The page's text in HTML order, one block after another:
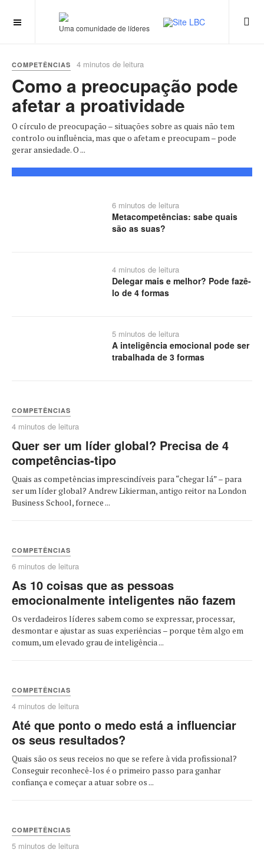
Uma comunidade de líderes
COMPETÊNCIAS 4 minutos de leitura
Como a preocupação pode
afetar a proatividade
O círculo de preocupação – situações sobre as quais não tem
controlo ou influência, mas que o afetam e preocupam – pode
gerar ansiedade. O ...
6 minutos de leitura
Metacompetências: sabe quais
são as suas?
4 minutos de leitura
Delegar mais e melhor? Pode fazê-
lo de 4 formas
5 minutos de leitura
A inteligência emocional pode ser
trabalhada de 3 formas
COMPETÊNCIAS
4 minutos de leitura
Quer ser um líder global? Precisa de 4
competências-tipo
Quais as competências imprescindíveis para “chegar lá” – para
ser um líder global? Andrew Likierman, antigo reitor na London
Business School, fornece ...
COMPETÊNCIAS
6 minutos de leitura
As 10 coisas que as pessoas
emocionalmente inteligentes não fazem
Os verdadeiros líderes sabem como se expressar, processar,
desmontar e ajustar as suas experiências – porque têm algo em
comum, um elevado grau de inteligência ...
COMPETÊNCIAS
4 minutos de leitura
Até que ponto o medo está a influenciar
os seus resultados?
Quais são os seus receios no que se refere à vida profissional?
Conseguir reconhecê-los é o primeiro passo para ganhar
confiança e começar a atuar sobre os ...
COMPETÊNCIAS
5 minutos de leitura